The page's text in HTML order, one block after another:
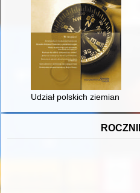
Udział polskich ziemian z